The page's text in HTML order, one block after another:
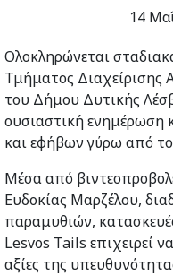
14
Ολοκληρώνεται
Τμήματος
του Δήμου Δυτικής
ουσιαστική ενημέρωση
και εφήβων γύρω από
Μέσα από
Ευδοκίας Μαρζέλου,
παραμυθιών,
Lesvos Tails επιχειρεί
αξίες της